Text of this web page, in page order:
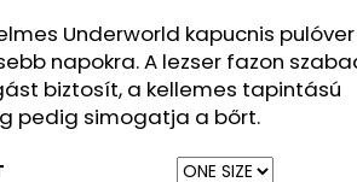
Underworld kapucnis
napokra. A lezser fazon
biztosít, a kellemes tapintású
pedig simogatja a bőrt.